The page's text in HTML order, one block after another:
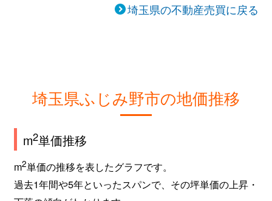
埼玉県の不動産売買に戻る
埼玉県ふじみ野市の地価推移
m2単価推移
m2単価の推移を表したグラフです。
過去1年間や5年といったスパンで、その坪単価の上昇・